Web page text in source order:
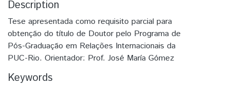
Description
Tese apresentada como requisito parcial para
obtenção do título de Doutor pelo Programa de
Pós-Graduação em Relações Internacionais da
PUC-Rio. Orientador: Prof. José María Gómez
Keywords